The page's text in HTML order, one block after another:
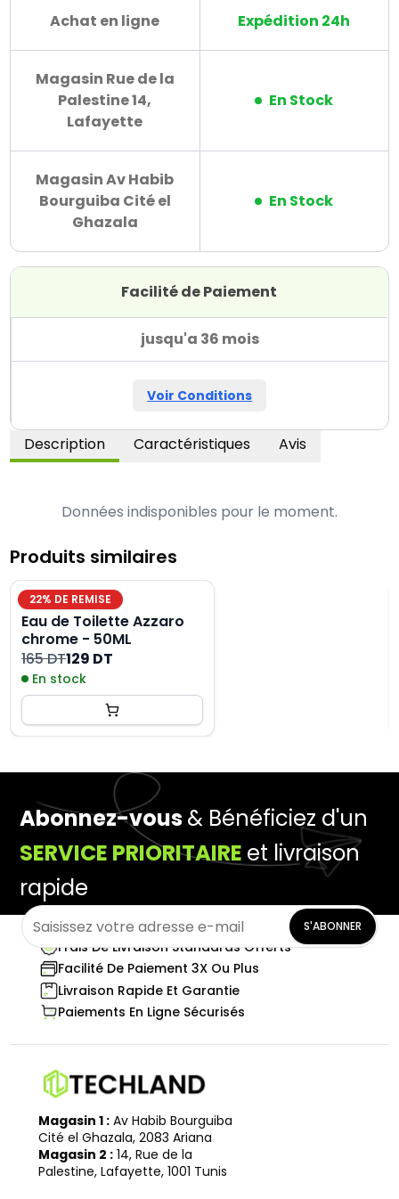
Achat en ligne Expédition 24h
Magasin Rue de la
Palestine 14,
Lafayette
En Stock
Magasin Av Habib
Bourguiba Cité el
Ghazala
En Stock
Facilité de Paiement
jusqu'a 36 mois
Voir Conditions
Description Caractéristiques Avis
Données indisponibles pour le moment.
Produits similaires
22% DE REMISE
Eau de Toilette Azzaro
chrome - 50ML
165 DT129 DT
En stock
Abonnez-vous& Bénéficiez d'un
SERVICE PRIORITAIRE et livraison
rapide
S'ABONNER
Frais De Livraison Standards Offerts
Facilité De Paiement 3X Ou Plus
Livraison Rapide Et Garantie
Paiements En Ligne Sécurisés
Magasin 1 : Av Habib Bourguiba
Cité el Ghazala, 2083 Ariana
Magasin 2 : 14, Rue de la
Palestine, Lafayette, 1001 Tunis